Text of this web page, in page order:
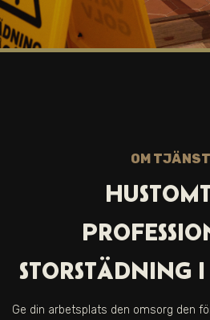
OM
STORSTÄDNING
Ge din arbetsplats den omsorg den